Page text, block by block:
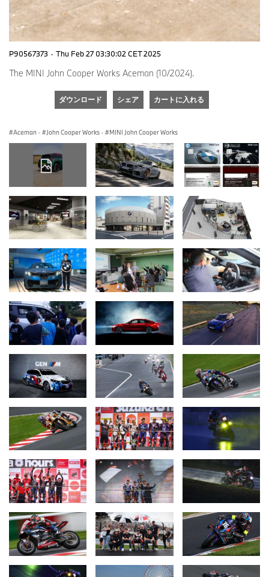
P90567373 · Thu Feb 27 03:30:02 CET 2025
The MINI John Cooper Works Aceman (10/2024).
ダウンロード シェア カートに入れる
Aceman · John Cooper Works · MINI John Cooper Works